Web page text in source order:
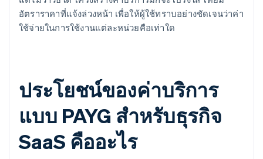
อัตราราคาที่แจ้งล่วงหน้า เพื่อให้ผู้ใช้ทราบอย่างชัดเจนว่าค่า
ใช้จ่ายในการใช้งานแต่ละหน่วยคือเท่าใด
ประโยชน์ของค่าบริการ
แบบ PAYG สําหรับธุรกิจ
SaaS คืออะไร